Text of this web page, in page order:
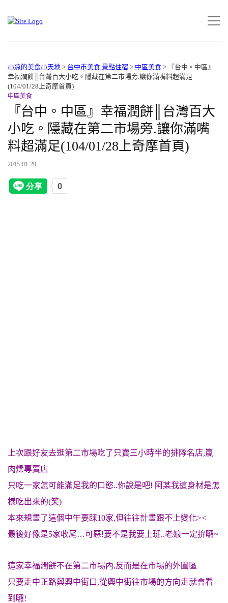
小凉的美食小天地 > 台中市美食.景點住宿 > 中區美食 >
『台中。中區』
幸福潤餅║台灣百大小吃。隱藏在第二市場旁.讓你滿嘴料超滿足
(104/01/28上奇摩首頁)
中區美食
『台中。中區』幸福潤餅║台灣百大
小吃。隱藏在第二市場旁.讓你滿嘴
料超滿足(104/01/28上奇摩首頁)
2015-01-20
上次跟好友去逛第二市場吃了只賣三小時半的排隊名店,嵐
肉燥專賣店
只吃一家怎可能滿足我的口慾..你說是吧! 阿某我這身材是怎
樣吃出來的(笑)
本來規畫了這個中午要踩10家,但往往計畫跟不上變化><
最後好像是5家收尾…可惡!要不是我要上班..老娘一定拚囉~
這家幸福潤餅不在第二市場內,反而是在市場的外圍區
只要走中正路與興中街口,從興中街往市場的方向走就會看
到囉!